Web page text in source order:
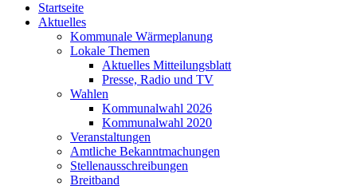
Startseite
Aktuelles
Kommunale Wärmeplanung
Lokale Themen
Aktuelles Mitteilungsblatt
Presse, Radio und TV
Wahlen
Kommunalwahl 2026
Kommunalwahl 2020
Veranstaltungen
Amtliche Bekanntmachungen
Stellenausschreibungen
Breitband